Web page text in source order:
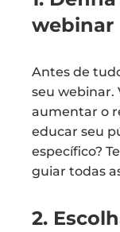
webinar
Antes de
seu webinar.
aumentar o
educar seu
específico?
guiar todas
2.